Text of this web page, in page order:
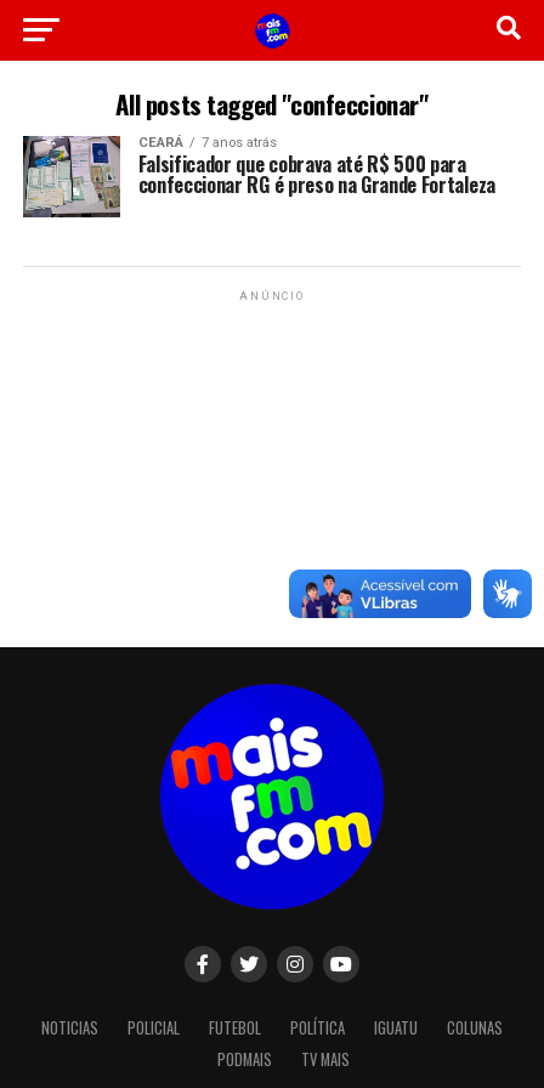
All posts tagged "confeccionar"
CEARÁ 7 anos atrás
Falsificador que cobrava até R$ 500 para
confeccionar RG é preso na Grande Fortaleza
ANÚNCIO
NOTICIAS POLICIAL FUTEBOL POLÍTICA IGUATU
COLUNAS
PODMAIS
TV MAIS